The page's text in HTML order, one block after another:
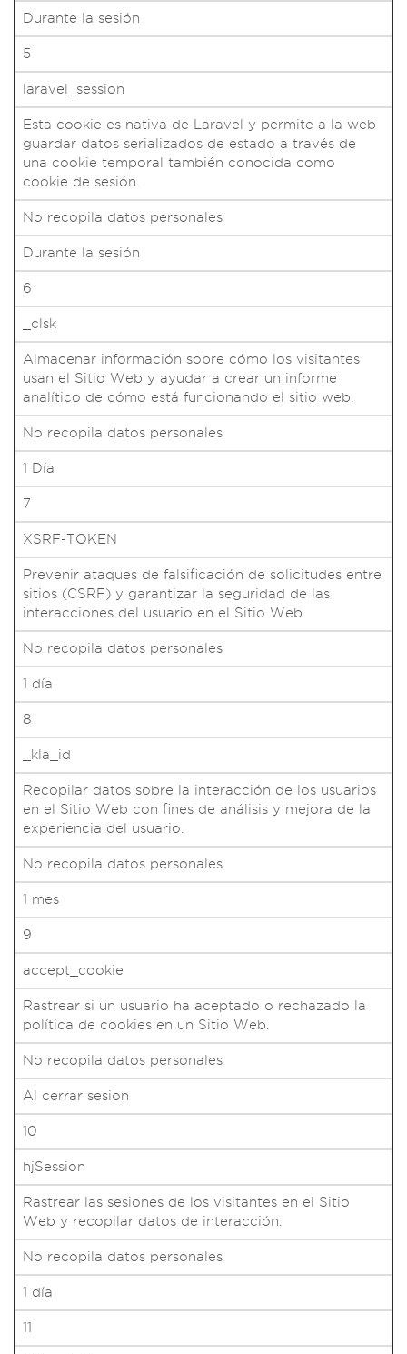
Durante la sesión
5
laravel_session
Esta cookie es nativa de Laravel y permite a la web
guardar datos serializados de estado a través de
una cookie temporal también conocida como
cookie de sesión.
No recopila datos personales
Durante la sesión
6
_clsk
Almacenar información sobre cómo los visitantes
usan el Sitio Web y ayudar a crear un informe
analítico de cómo está funcionando el sitio web.
No recopila datos personales
1 Día
7
XSRF-TOKEN
Prevenir ataques de falsificación de solicitudes entre
sitios (CSRF) y garantizar la seguridad de las
interacciones del usuario en el Sitio Web.
No recopila datos personales
1 día
8
_kla_id
Recopilar datos sobre la interacción de los usuarios
en el Sitio Web con fines de análisis y mejora de la
experiencia del usuario.
No recopila datos personales
1 mes
9
accept_cookie
Rastrear si un usuario ha aceptado o rechazado la
política de cookies en un Sitio Web.
No recopila datos personales
Al cerrar sesion
10
hjSession
Rastrear las sesiones de los visitantes en el Sitio
Web y recopilar datos de interacción.
No recopila datos personales
1 día
11